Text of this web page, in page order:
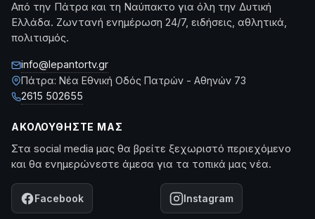
Από την Πάτρα και τη Ναύπακτο για όλη την Δυτική
Ελλάδα. Ζωντανή ενημέρωση 24/7, ειδήσεις, αθλητικά,
πολιτισμός.
info@lepantortv.gr
Πάτρα: Νέα Εθνική Οδός Πατρών - Αθηνών 73
2615 502655
ΑΚΟΛΟΥΘΉΣΤΕ ΜΑΣ
Στα social media μας θα βρείτε ξεχωριστό περιεχόμενο
και θα ενημερώνεστε άμεσα για τα τοπικά μας νέα.
Facebook Instagram